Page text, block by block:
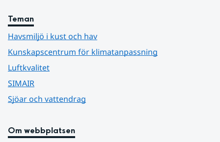
Teman
Havsmiljö i kust och hav
Kunskapscentrum för klimatanpassning
Luftkvalitet
SIMAIR
Sjöar och vattendrag
Om webbplatsen